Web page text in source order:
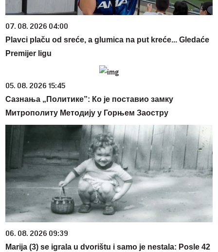
07. 08. 2026 04:00
Plavci plaču od sreće, a glumica na put kreće... Gledaće
Premijer ligu
05. 08. 2026 15:45
Сазнања „Политике”: Ко је поставио замку
Митрополиту Методију у Горњем Заостру
06. 08. 2026 09:39
Marija (3) se igrala u dvorištu i samo je nestala: Posle 42